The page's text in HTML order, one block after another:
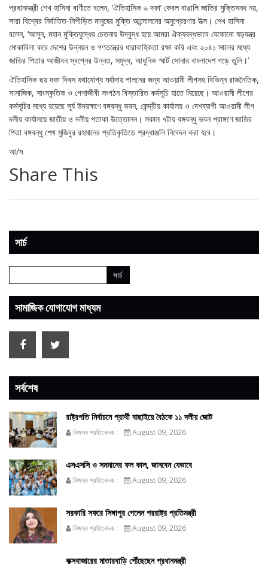
প্রধানমন্ত্রী শেখ হাসিনা বাণীতে বলেন, ‘ঐতিহাসিক ৬ দফা’ কেবল বাঙালি জাতির মুক্তিসনদ নয়,
সারা বিশ্বের নির্যাতিত-নিপীড়িত মানুষের মুক্তি আন্দোলনের অনুপ্রেরণার উত্স। শেখ হাসিনা
বলেন, ‘আসুন, মহান মুক্তিযুদ্ধের চেতনায় উদ্বুদ্ধ হয়ে আমরা ঐক্যবদ্ধভাবে যেকোনো ষড়যন্ত্র
মোকাবিলা করে দেশের উন্নয়ন ও গণতন্ত্রের ধারাবাহিকতা রক্ষা করি এবং ২০৪১ সালের মধ্যে
জাতির পিতার আজীবন স্বপ্নের উন্নত, সমৃদ্ধ, আধুনিক স্মার্ট সোনার বাংলাদেশ গড়ে তুলি।’
ঐতিহাসিক ছয় দফা দিবস যথাযোগ্য মর্যাদায় পালনের জন্য আওয়ামী লীগসহ বিভিন্ন রাজনৈতিক,
সামাজিক, সাংস্কৃতিক ও পেশাজীবী সংগঠন বিস্তারিত কর্মসূচি হাতে নিয়েছে। আওয়ামী লীগের
কর্মসূচির মধ্যে রয়েছে সূর্য উদয়ক্ষণে বঙ্গবন্ধু ভবন, কেন্দ্রীয় কার্যালয় ও দেশব্যাপী আওয়ামী লীগ
দলীয় কার্যালয়ে জাতীয় ও দলীয় পতাকা উত্তোলন। সকাল ৭টায় বঙ্গবন্ধু ভবন প্রাঙ্গণে জাতির
পিতা বঙ্গবন্ধু শেখ মুজিবুর রহমানের প্রতিকৃতিতে শ্রদ্ধাঞ্জলি নিবেদন করা হবে।
আ/ম
Share This
সার্চ
সামাজিক যোগাযোগ মাধ্যম
সর্বশেষ
রাষ্ট্রপতি নির্বাচনে প্রার্থী বাছাইয়ে বৈঠকে ১১ দলীয় জোট
নিজস্ব প্রতিবেদক : August 09, 2026
এসএসসি ও সমমানের ফল কাল, জানবেন যেভাবে
নিজস্ব প্রতিবেদক : August 09, 2026
সরকারি সফরে সিঙ্গাপুর গেলেন পররাষ্ট্র প্রতিমন্ত্রী
নিজস্ব প্রতিবেদক : August 09, 2026
কক্সবাজারের মাতারবাড়ি পৌঁছেছেন প্রধানমন্ত্রী